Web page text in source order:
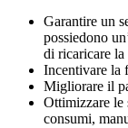
Garantire un
possiedono
di ricaricare la
Incentivare la
Migliorare il
Ottimizzare le
consumi,